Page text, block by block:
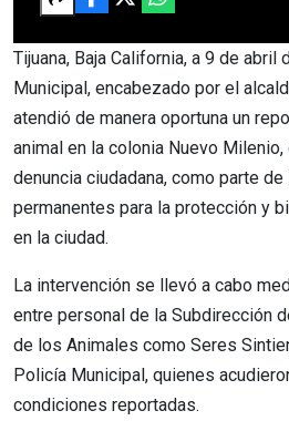
Tijuana, Baja California, a 9 de abril
Municipal, encabezado por el
atendió de manera oportuna un
animal en la colonia Nuevo
denuncia ciudadana, como parte
permanentes para la protección y
en la ciudad.
La intervención se llevó a cabo
entre personal de la Subdirección
de los Animales como Seres
Policía Municipal, quienes
condiciones reportadas.